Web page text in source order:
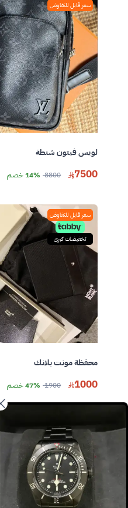
سعر قابل للتفاوض
لويس فيتون شنطة
7500
8800 14% خصم
سعر قابل للتفاوض
تخفيضات كبرى
محفظة مونت بلانك
1000
1900 47% خصم